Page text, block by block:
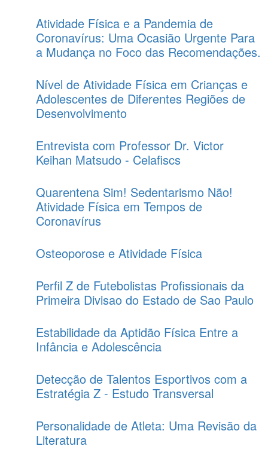
Atividade Física e a Pandemia de
Coronavírus: Uma Ocasião Urgente Para
a Mudança no Foco das Recomendações.
Nível de Atividade Física em Crianças e
Adolescentes de Diferentes Regiões de
Desenvolvimento
Entrevista com Professor Dr. Victor
Keihan Matsudo - Celafiscs
Quarentena Sim! Sedentarismo Não!
Atividade Física em Tempos de
Coronavírus
Osteoporose e Atividade Física
Perfil Z de Futebolistas Profissionais da
Primeira Divisao do Estado de Sao Paulo
Estabilidade da Aptidão Física Entre a
Infância e Adolescência
Detecção de Talentos Esportivos com a
Estratégia Z - Estudo Transversal
Personalidade de Atleta: Uma Revisão da
Literatura